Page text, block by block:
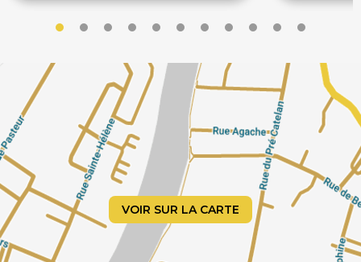
VOIR SUR LA CARTE